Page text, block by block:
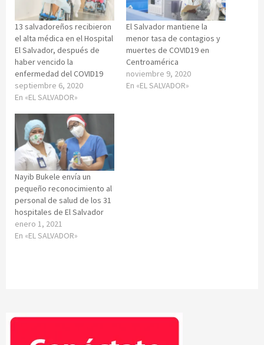
13 salvadoreños recibieron
el alta médica en el Hospital
El Salvador, después de
haber vencido la
enfermedad del COVID19
septiembre 6, 2020
En «EL SALVADOR»
El Salvador mantiene la
menor tasa de contagios y
muertes de COVID19 en
Centroamérica
noviembre 9, 2020
En «EL SALVADOR»
Nayib Bukele envía un
pequeño reconocimiento al
personal de salud de los 31
hospitales de El Salvador
enero 1, 2021
En «EL SALVADOR»